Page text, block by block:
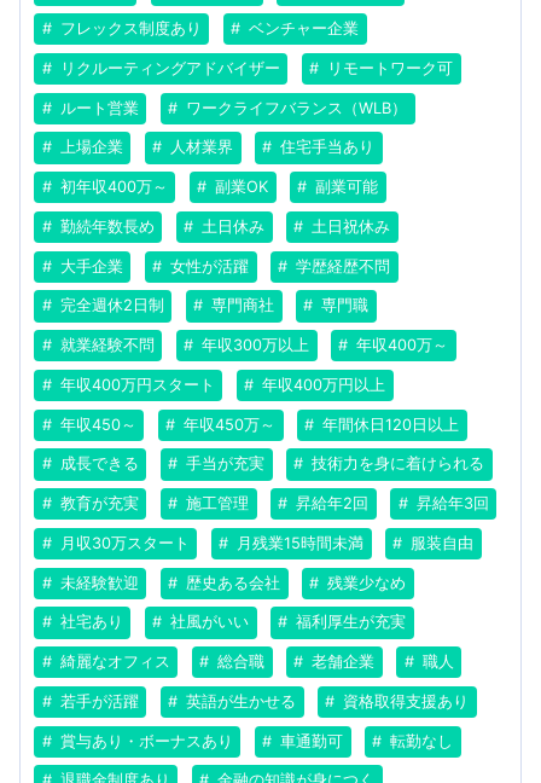
フレックス制度あり ベンチャー企業
リクルーティングアドバイザー リモートワーク可
ルート営業 ワークライフバランス（WLB）
上場企業 人材業界 住宅手当あり
初年収400万～ 副業OK 副業可能
勤続年数長め 土日休み 土日祝休み
大手企業 女性が活躍 学歴経歴不問
完全週休2日制 専門商社 専門職
就業経験不問 年収300万以上 年収400万～
年収400万円スタート 年収400万円以上
年収450～ 年収450万～ 年間休日120日以上
成長できる 手当が充実 技術力を身に着けられる
教育が充実 施工管理 昇給年2回 昇給年3回
月収30万スタート 月残業15時間未満 服装自由
未経験歓迎 歴史ある会社 残業少なめ
社宅あり 社風がいい 福利厚生が充実
綺麗なオフィス 総合職 老舗企業 職人
若手が活躍 英語が生かせる 資格取得支援あり
賞与あり・ボーナスあり 車通勤可 転勤なし